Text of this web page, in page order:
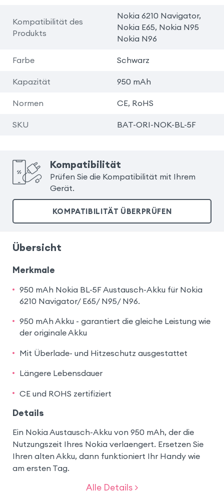
Kompatibilität des
Produkts
Nokia 6210 Navigator,
Nokia E65, Nokia N95
Nokia N96
Farbe Schwarz
Kapazität 950 mAh
Normen CE, RoHS
SKU BAT-ORI-NOK-BL-5F
Kompatibilität
Prüfen Sie die Kompatibilität mit Ihrem
Gerät.
KOMPATIBILITÄT ÜBERPRÜFEN
Übersicht
Merkmale
950 mAh Nokia BL-5F Austausch-Akku für Nokia
6210 Navigator/ E65/ N95/ N96.
950 mAh Akku - garantiert die gleiche Leistung wie
der originale Akku
Mit Überlade- und Hitzeschutz ausgestattet
Längere Lebensdauer
CE und ROHS zertifiziert
Details
Ein Nokia Austausch-Akku von 950 mAh, der die
Nutzungszeit Ihres Nokia verlaengert. Ersetzen Sie
Ihren alten Akku, dann funktioniert Ihr Handy wie
am ersten Tag.
Alle Details >